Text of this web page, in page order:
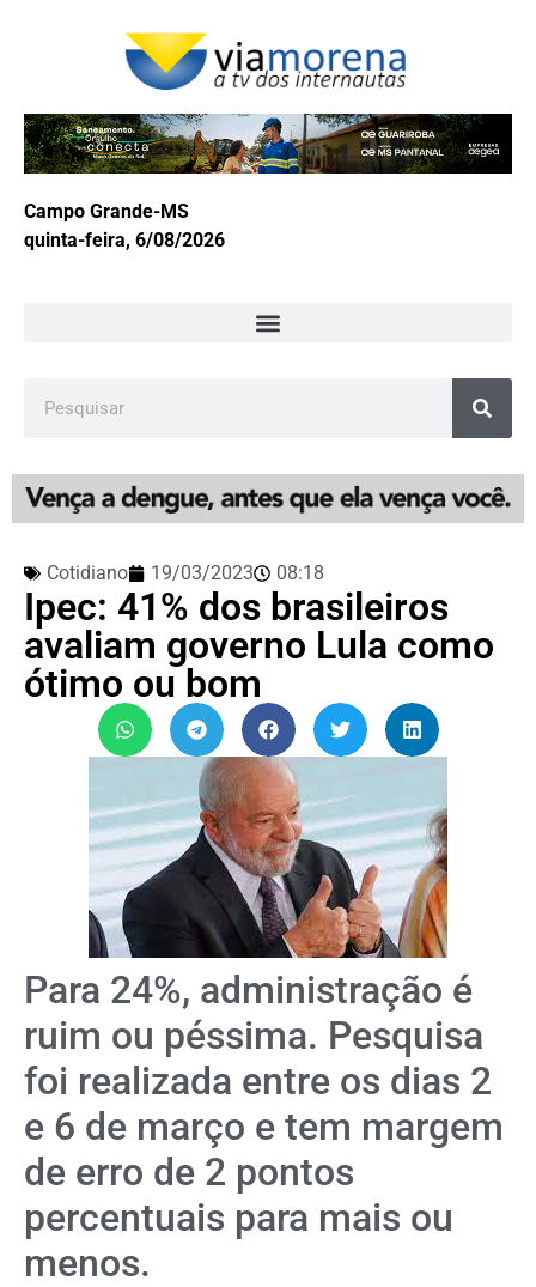
Campo Grande-MS
quinta-feira, 6/08/2026
Cotidiano 19/03/2023 08:18
Ipec: 41% dos brasileiros
avaliam governo Lula como
ótimo ou bom
Para 24%, administração é
ruim ou péssima. Pesquisa
foi realizada entre os dias 2
e 6 de março e tem margem
de erro de 2 pontos
percentuais para mais ou
menos.